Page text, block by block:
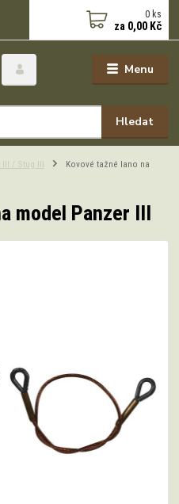
Menu
Hledat
0 ks
za 0,00 Kč
III / Stug III
Kovové tažné lano na
model Panzer III